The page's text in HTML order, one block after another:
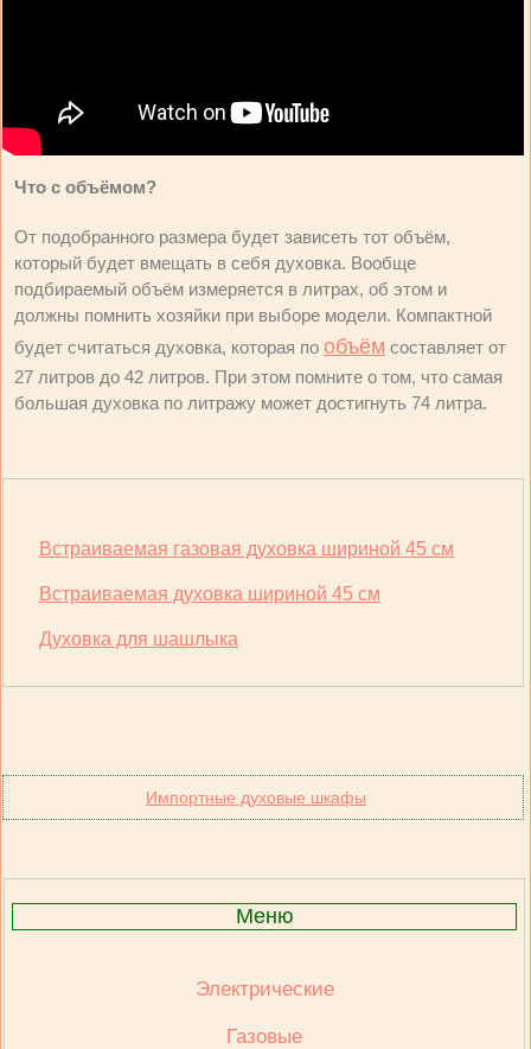
Что с объёмом?
От подобранного размера будет зависеть тот объём,
который будет вмещать в себя духовка. Вообще
подбираемый объём измеряется в литрах, об этом и
должны помнить хозяйки при выборе модели. Компактной
будет считаться духовка, которая по объём составляет от
27 литров до 42 литров. При этом помните о том, что самая
большая духовка по литражу может достигнуть 74 литра.
Встраиваемая газовая духовка шириной 45 см
Встраиваемая духовка шириной 45 см
Духовка для шашлыка
Импортные духовые шкафы
Меню
Электрические
Газовые